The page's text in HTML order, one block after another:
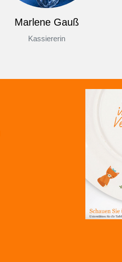
Marlene Gauß
Kassiererin